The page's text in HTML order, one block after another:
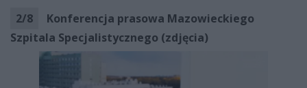
2/8
Konferencja prasowa Mazowieckiego
Szpitala Specjalistycznego (zdjęcia)